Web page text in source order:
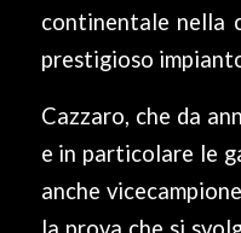
continentale nella
prestigioso
Cazzaro, che da
e in particolare le
anche